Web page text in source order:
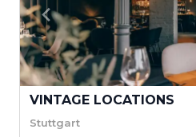
VINTAGE LOCATIONS
Stuttgart